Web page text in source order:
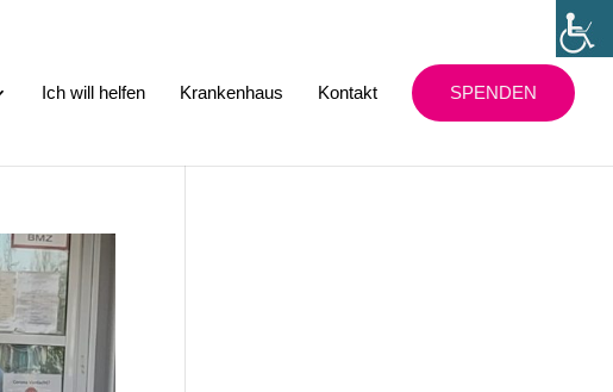
Ich will helfen Krankenhaus Kontakt SPENDEN